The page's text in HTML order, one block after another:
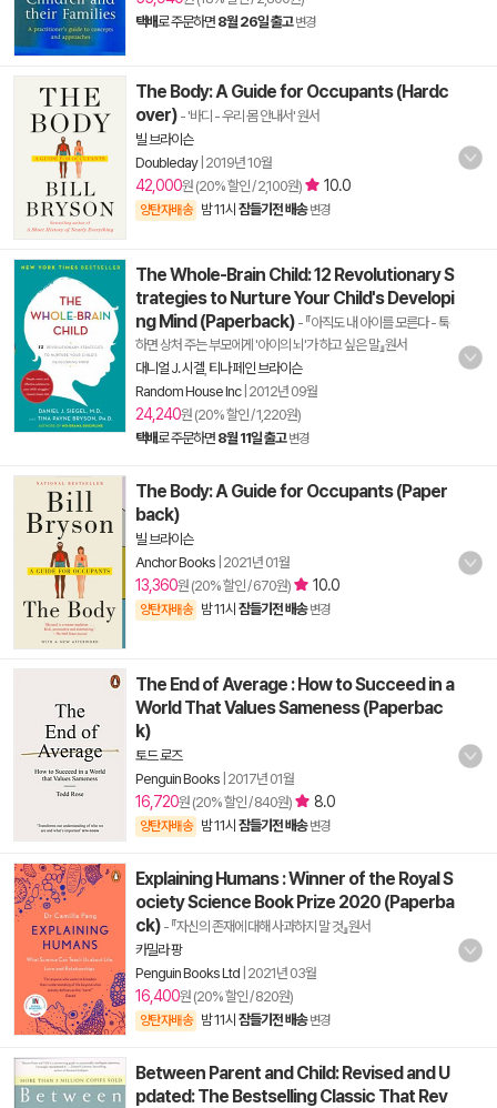
택배로 주문하면 8월 26일 출고 변경
The Body: A Guide for Occupants (Hardc
over) - '바디 - 우리 몸 안내서' 원서
빌 브라이슨
Doubleday| 2019년 10월
42,000원 (20% 할인 / 2,100원) 10.0
양탄자배송 밤 11시 잠들기전 배송 변경
The Whole-Brain Child: 12 Revolutionary S
trategies to Nurture Your Child's Developi
ng Mind (Paperback) - 『아직도 내 아이를 모른다 - 툭
하면 상처 주는 부모에게 '아이의 뇌'가 하고 싶은 말』원서
대니얼 J. 시겔 티나 페인 브라이슨
Random House Inc| 2012년 09월
24,240원 (20% 할인 / 1,220원)
택배로 주문하면 8월 11일 출고 변경
The Body: A Guide for Occupants (Paper
back)
빌 브라이슨
Anchor Books 2021년 01월
13,360원 (20% 할인 / 670원) 10.0
양탄자배송 밤 11시 잠들기전 배송 변경
The End of Average : How to Succeed in a
World That Values Sameness (Paperbac
k)
토드 로즈
Penguin Books 2017년 01월
16,720원 (20% 할인 / 840원) 8.0
양탄자배송 밤 11시 잠들기전 배송 변경
Explaining Humans : Winner of the Royal S
ociety Science Book Prize 2020 (Paperba
ck) - 『자신의 존재에 대해 사과하지 말 것』원서
카밀라 팡
Penguin Books Ltd 2021년 03월
16,400원 (20% 할인 / 820원)
양탄자배송 밤 11시 잠들기전 배송 변경
Between Parent and Child: Revised and U
pdated: The Bestselling Classic That Rev